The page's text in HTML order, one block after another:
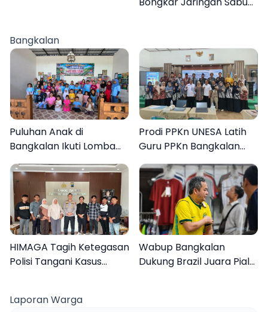
Bangkalan
Puluhan Anak di
Bangkalan Ikuti Lomba
Mewarnai Bertema
Liburan Keluarga
Prodi PPKn UNESA Latih
Guru PPKn Bangkalan
dengan Pembelajaran
Inovasi Teknologi
HIMAGA Tagih Ketegasan
Polisi Tangani Kasus
Wabup Bangkalan
Dukung Brazil Juara Piala
Laporan Warga